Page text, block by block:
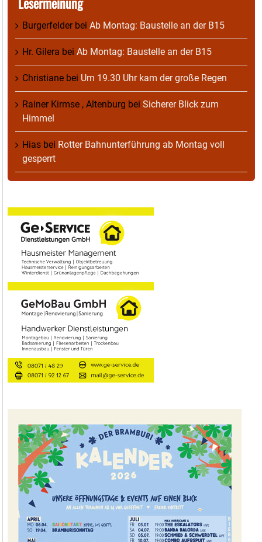
Burgerfelderbei Ab Montag: Baustelle an der B15
Hr. Gilera bei Ab Montag: Baustelle an der B15
Christiane bei Um 19.30 Uhr kam der große Regen
Rainer Kirmse , Altenburg bei Sicherer Blick zum
Himmel
Hias bei Rotter Bahnunterführung ab Montag voll
gesperrt